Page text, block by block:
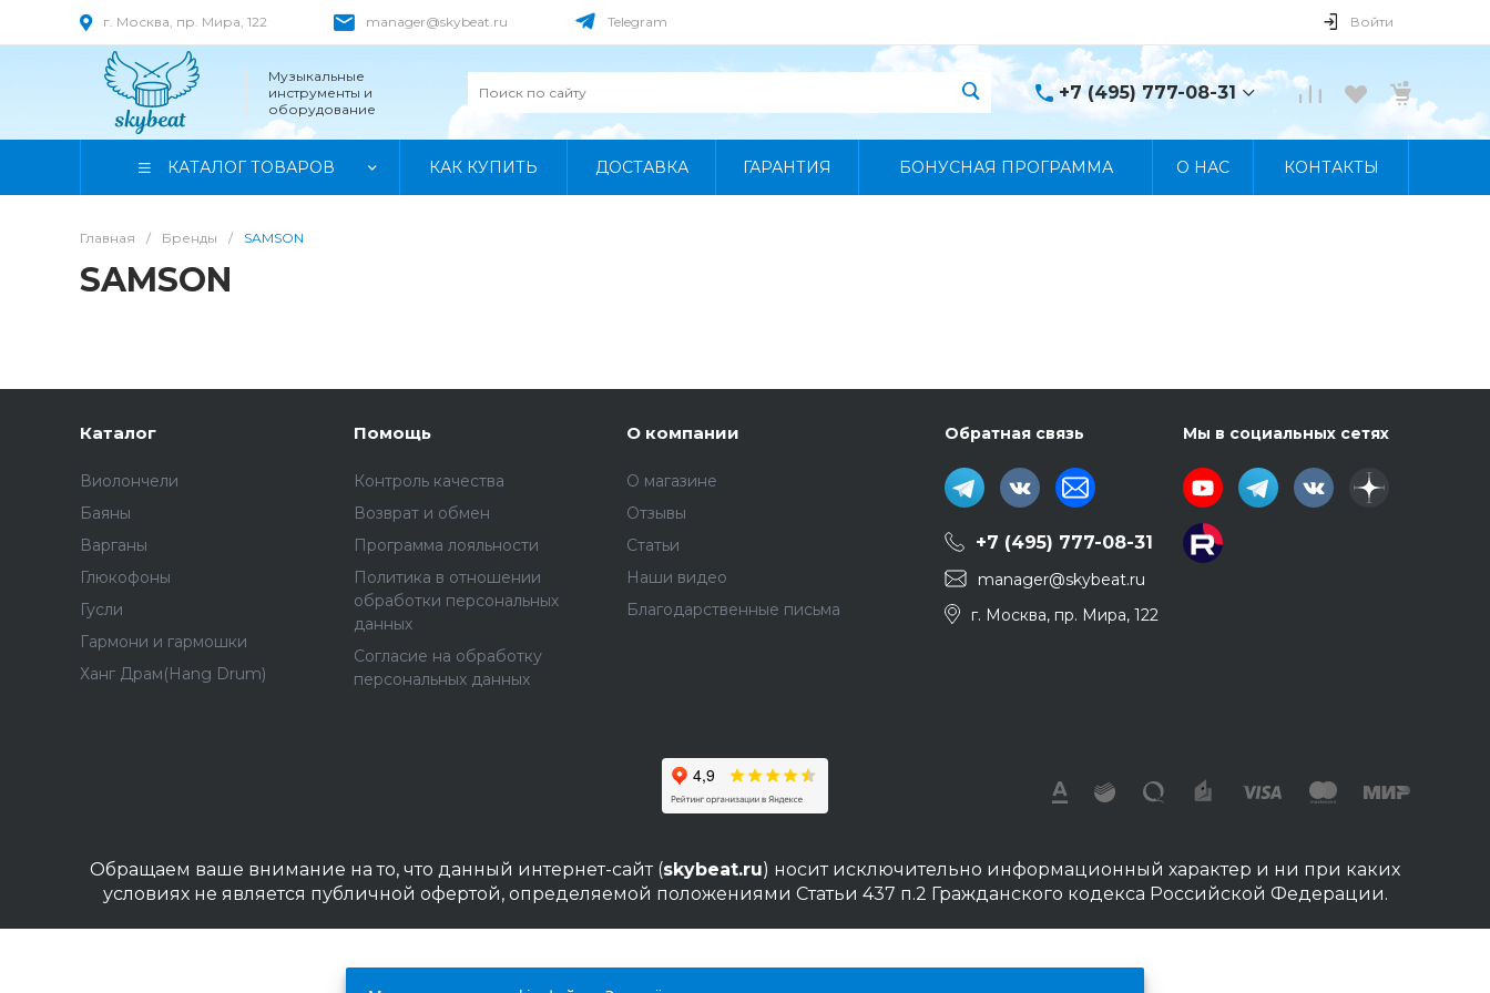
г. Москва, пр. Мира, 122 manager@skybeat.ru Telegram Войти
Музыкальные
инструменты и
оборудование
+7 (495) 777-08-31
+7 (495) 777-08-31
КАТАЛОГ ТОВАРОВ КАК КУПИТЬ ДОСТАВКА ГАРАНТИЯ БОНУСНАЯ ПРОГРАММА О НАС КОНТАКТЫ
Главная / Бренды / SAMSON
SAMSON
Каталог
Виолончели
Баяны
Варганы
Глюкофоны
Гусли
Гармони и гармошки
Ханг Драм(Hang Drum)
Помощь
Контроль качества
Возврат и обмен
Программа лояльности
Политика в отношении
обработки персональных
данных
Согласие на обработку
персональных данных
О компании
О магазине
Отзывы
Статьи
Наши видео
Благодарственные письма
Обратная связь
+7 (495) 777-08-31
manager@skybeat.ru
г. Москва, пр. Мира, 122
Мы в социальных сетях
Обращаем ваше внимание на то, что данный интернет-сайт (skybeat.ru) носит исключительно информационный характер и ни при каких
условиях не является публичной офертой, определяемой положениями Статьи 437 п.2 Гражданского кодекса Российской Федерации.